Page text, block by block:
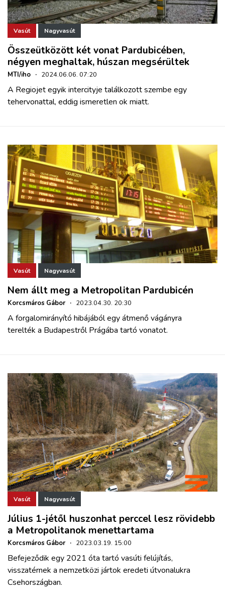
Vasút Nagyvasút
Összeütközött két vonat Pardubicében,
négyen meghaltak, húszan megsérültek
MTI/iho · 2024.06.06. 07:20
A Regiojet egyik intercityje találkozott szembe egy
tehervonattal, eddig ismeretlen ok miatt.
Vasút Nagyvasút
Nem állt meg a Metropolitan Pardubicén
Korcsmáros Gábor · 2023.04.30. 20:30
A forgalomirányító hibájából egy átmenő vágányra
terelték a Budapestről Prágába tartó vonatot.
Vasút Nagyvasút
Július 1-jétől huszonhat perccel lesz rövidebb
a Metropolitanok menettartama
Korcsmáros Gábor · 2023.03.19. 15:00
Befejeződik egy 2021 óta tartó vasúti felújítás,
visszatérnek a nemzetközi jártok eredeti útvonalukra
Csehországban.